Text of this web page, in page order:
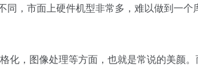
同，市面上硬件机型非常多，难以做到一
化，图像处理等方面，也就是常说的美颜